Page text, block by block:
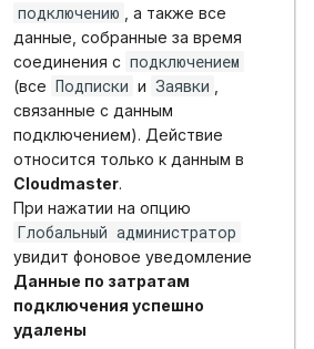
подключению
, а также все
данные, собранные за время
соединения с подключением
(все Подписки и Заявки
связанные с данным
подключением). Действие
относится только к данным в
Cloudmaster.
При нажатии на опцию
Глобальный администратор
увидит фоновое уведомление
Данные по затратам
подключения успешно
удалены